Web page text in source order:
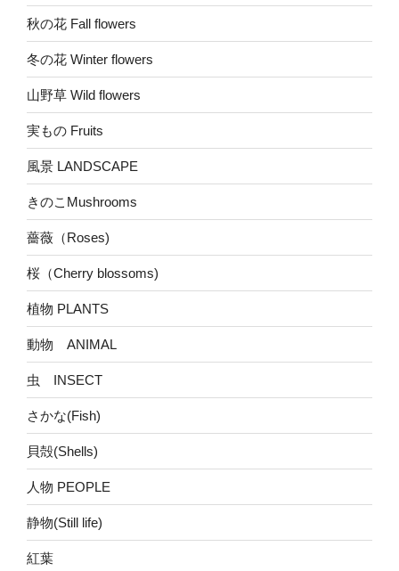
秋の花 Fall flowers
冬の花 Winter flowers
山野草 Wild flowers
実もの Fruits
風景 LANDSCAPE
きのこMushrooms
薔薇（Roses)
桜（Cherry blossoms)
植物 PLANTS
動物 ANIMAL
虫 INSECT
さかな(Fish)
貝殻(Shells)
人物 PEOPLE
静物(Still life)
紅葉